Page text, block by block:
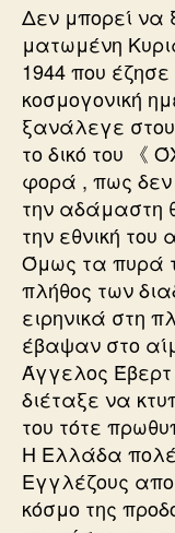
Δεν μπορεί να
ματωμένη
1944 που
κοσμογονική
ξανάλεγε
το δικό του 《
φορά , πως
την αδάμαστη
την εθνική του
Όμως τα πυρά
πλήθος των
ειρηνικά στη
έβαψαν στο
Άγγελος Έβερτ
διέταξε να
του τότε
Η Ελλάδα
Εγγλέζους
κόσμο της